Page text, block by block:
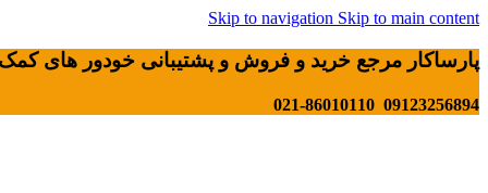
Skip to navigation Skip to main content
پارساکار مرجع خرید و فروش و پشتیبانی خودور های کمک
09123256894 021-86010110